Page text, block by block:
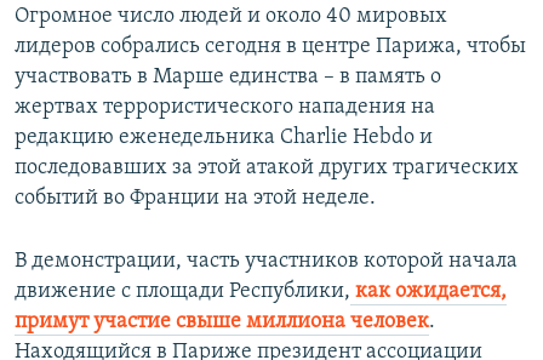
Все сайты РСЕ/РС
Огромное число людей и около 40 мировых
лидеров собрались сегодня в центре Парижа, чтобы
участвовать в Марше единства – в память о
жертвах террористического нападения на
редакцию еженедельника Charlie Hebdo и
последовавших за этой атакой других трагических
событий во Франции на этой неделе.
В демонстрации, часть участников которой начала
движение с площади Республики, как ожидается,
примут участие свыше миллиона человек.
Находящийся в Париже президент ассоциации